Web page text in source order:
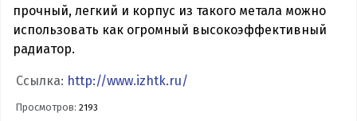
прочный, легкий и корпус из такого метала можно
использовать как огромный высокоэффективный
радиатор.
Ссылка: http://www.izhtk.ru/
Просмотров:2193